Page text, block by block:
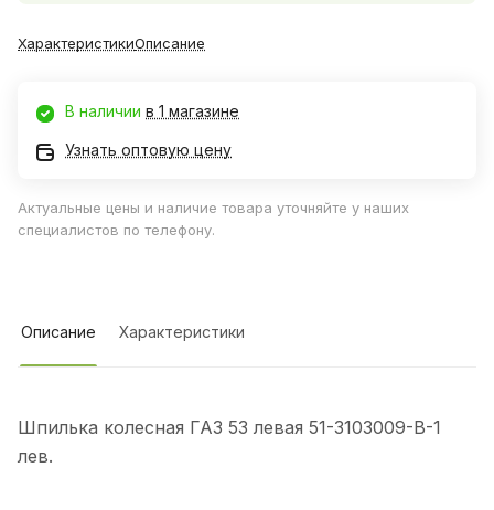
ХарактеристикиОписание
В наличии в 1 магазине
Узнать оптовую цену
Актуальные цены и наличие товара уточняйте у наших
специалистов по телефону.
Описание Характеристики
Шпилька колесная ГАЗ 53 левая 51-3103009-В-1
лев.